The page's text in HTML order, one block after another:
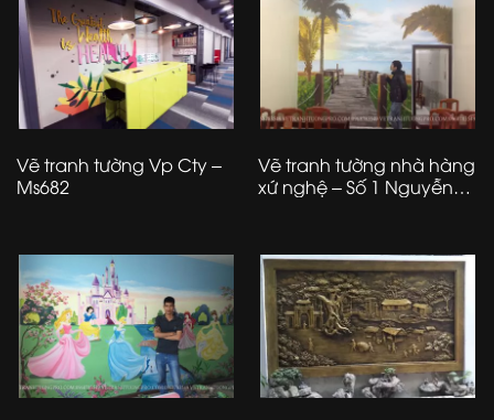
Vẽ tranh tường Vp Cty –
Ms682
Vẽ tranh tường nhà hàng
xứ nghệ – Số 1 Nguyễn